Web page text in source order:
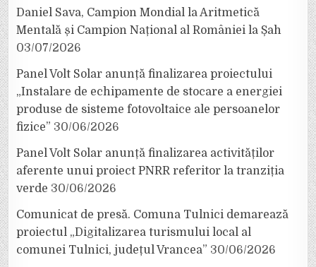
Daniel Sava, Campion Mondial la Aritmetică
Mentală și Campion Național al României la Șah
03/07/2026
Panel Volt Solar anunță finalizarea proiectului
„Instalare de echipamente de stocare a energiei
produse de sisteme fotovoltaice ale persoanelor
fizice” 30/06/2026
Panel Volt Solar anunță finalizarea activităților
aferente unui proiect PNRR referitor la tranziția
verde 30/06/2026
Comunicat de presă. Comuna Tulnici demarează
proiectul „Digitalizarea turismului local al
comunei Tulnici, județul Vrancea” 30/06/2026